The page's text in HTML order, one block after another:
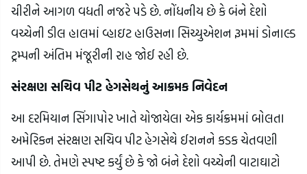
ચીરીને આગળ વધતી નજરે પડે છે. નોંધનીય છે કે બંને દેશો
વચ્ચેની ડીલ હાલમાં વ્હાઇટ હાઉસના સિચ્યુએશન રૂમમાં ડોનાલ્ડ
ટ્રમ્પની અંતિમ મંજૂરીની રાહ જોઈ રહી છે.
સંરક્ષણ સચિવ પીટ હેગસેથનું આક્રમક નિવેદન
આ દરમિયાન સિંગાપોર ખાતે યોજાયેલા એક કાર્યક્રમમાં બોલતા
અમેરિકન સંરક્ષણ સચિવ પીટ હેગસેથે ઈરાનને કડક ચેતવણી
આપી છે. તેમણે સ્પષ્ટ કર્યું છે કે જો બંને દેશો વચ્ચેની વાટાઘાટો